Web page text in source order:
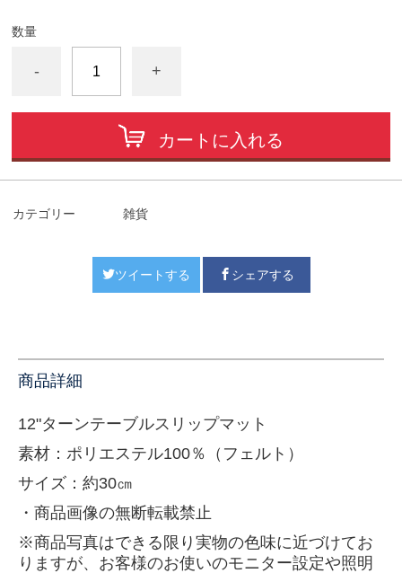
数量
- +
カートに入れる
カテゴリー 雑貨
ツイートする シェアする
商品詳細
12"ターンテーブルスリップマット
素材： ポリエステル100％（フェルト）
サイズ： 約30㎝
・商品画像の無断転載禁止
※商品写真はできる限り実物の色味に近づけてお
りますが、お客様のお使いのモニター設定や照明